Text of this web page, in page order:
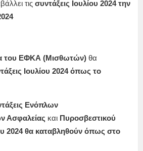
τις συντάξεις Ιουλίου 2024 την
του ΕΦΚΑ (Μισθωτών) θα
Ιουλίου 2024 όπως το
Ενόπλων
Ασφαλείας και Πυροσβεστικού
2024 θα καταβληθούν όπως στο